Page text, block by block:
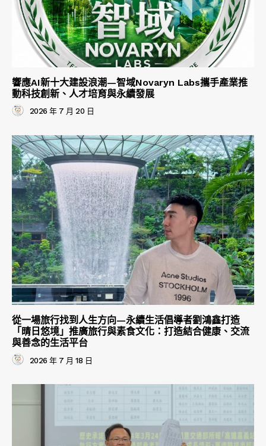
響應AI新十大建設浪潮—智域Novaryn Labs攜手產業推
動科技創新、人才培育與永續發展
2026 年 7 月 20 日
從一場旅行找到人生方向—永續生活倡導者劉鴻鑫打造
「晴日悠境」推廣旅行與素食文化：打造結合健康、交流
與善念的生活平台
2026 年 7 月 18 日